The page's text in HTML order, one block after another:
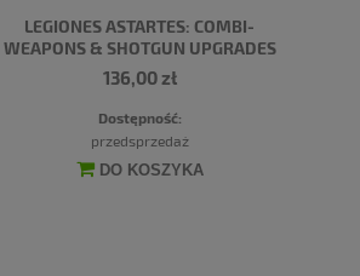
LEGIONES ASTARTES: COMBI-
WEAPONS & SHOTGUN UPGRADES
136,00 zł
Dostępność:
przedsprzedaż
DO KOSZYKA